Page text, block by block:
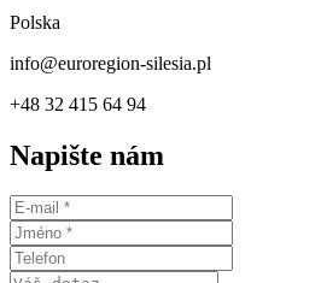
Polska
info@euroregion-silesia.pl
+48 32 415 64 94
Napište nám